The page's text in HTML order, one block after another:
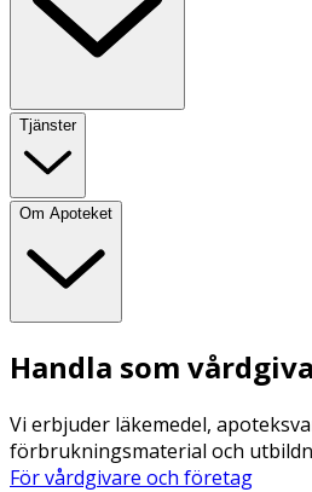
Tjänster
Om Apoteket
Handla som
Vi erbjuder läkemedel,
förbrukningsmaterial och
För vårdgivare och företag